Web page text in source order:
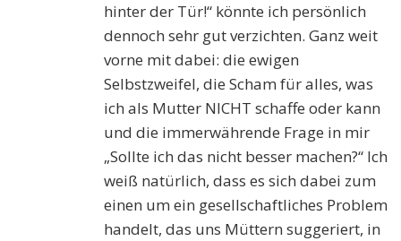
hinter der Tür!“ könnte ich persönlich
dennoch sehr gut verzichten. Ganz weit
vorne mit dabei: die ewigen
Selbstzweifel, die Scham für alles, was
ich als Mutter NICHT schaffe oder kann
und die immerwährende Frage in mir
„Sollte ich das nicht besser machen?“ Ich
weiß natürlich, dass es sich dabei zum
einen um ein gesellschaftliches Problem
handelt, das uns Müttern suggeriert, in